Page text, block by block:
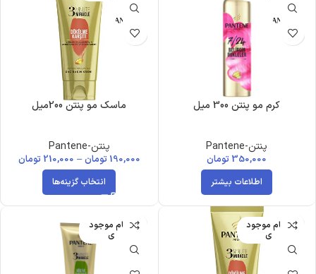
کرم مو پنتن 300 میل
پنتن-Pantene
350,000 تومان
اطلاعات بیشتر
ماسک مو پنتن 200میل
پنتن-Pantene
190,000 تومان–
210,000 تومان
انتخاب گزینه‌ها
اتمام موجود
ی
اتمام موجود
ی